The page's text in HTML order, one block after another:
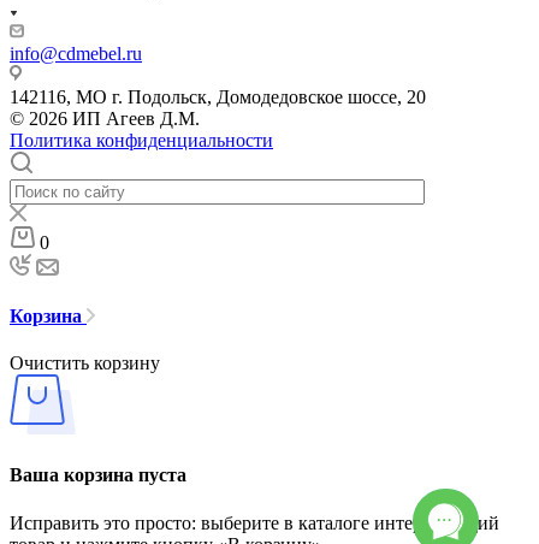
info@cdmebel.ru
142116, МО г. Подольск, Домодедовское шоссе, 20
© 2026 ИП Агеев Д.М.
Политика конфиденциальности
0
Корзина
Очистить корзину
Ваша корзина пуста
Исправить это просто: выберите в каталоге интересующий